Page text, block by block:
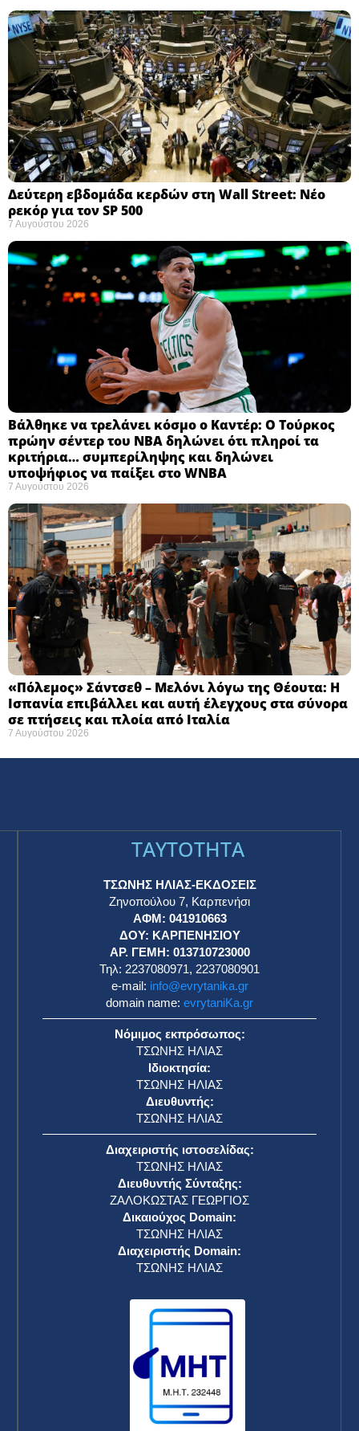
Δεύτερη εβδομάδα κερδών στη Wall Street: Νέο
ρεκόρ για τον SP 500
7 Αυγούστου 2026
Βάλθηκε να τρελάνει κόσμο ο Καντέρ: Ο Τούρκος
πρώην σέντερ του NBA δηλώνει ότι πληροί τα
κριτήρια… συμπερίληψης και δηλώνει
υποψήφιος να παίξει στο WNBA
7 Αυγούστου 2026
«Πόλεμος» Σάντσεθ – Μελόνι λόγω της Θέουτα: Η
Ισπανία επιβάλλει και αυτή έλεγχους στα σύνορα
σε πτήσεις και πλοία από Ιταλία
7 Αυγούστου 2026
TAYTOTHTA
ΤΣΩΝΗΣ ΗΛΙΑΣ-ΕΚΔΟΣΕΙΣ
Ζηνοπούλου 7, Καρπενήσι
ΑΦΜ: 041910663
ΔΟΥ: ΚΑΡΠΕΝΗΣΙΟΥ
ΑΡ. ΓΕΜΗ: 013710723000
Τηλ: 2237080971, 2237080901
e-mail: info@evrytanika.gr
domain name: evrytaniKa.gr
Νόμιμος εκπρόσωπος:
ΤΣΩΝΗΣ ΗΛΙΑΣ
Ιδιοκτησία:
ΤΣΩΝΗΣ ΗΛΙΑΣ
Διευθυντής:
ΤΣΩΝΗΣ ΗΛΙΑΣ
Διαχειριστής ιστοσελίδας:
ΤΣΩΝΗΣ ΗΛΙΑΣ
Διευθυντής Σύνταξης:
ΖΑΛΟΚΩΣΤΑΣ ΓΕΩΡΓΙΟΣ
Δικαιούχος Domain:
ΤΣΩΝΗΣ ΗΛΙΑΣ
Διαχειριστής Domain:
ΤΣΩΝΗΣ ΗΛΙΑΣ